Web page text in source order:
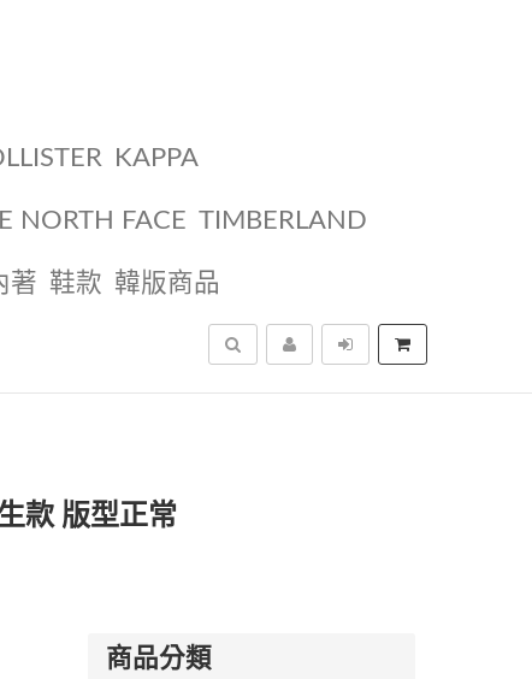
KAPPA
NORTH FACE TIMBERLAND
著 鞋款 韓版商品
搜尋
款 版型正常
商品分類